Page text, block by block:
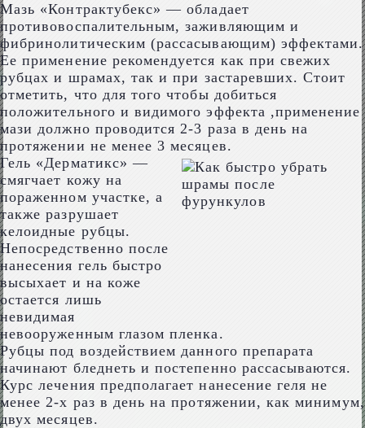
Мазь «Контрактубекс» — обладает
противовоспалительным, заживляющим и
фибринолитическим (рассасывающим) эффектами.
Ее применение рекомендуется как при свежих
рубцах и шрамах, так и при застаревших. Стоит
отметить, что для того чтобы добиться
положительного и видимого эффекта ,применение
мази должно проводится 2-3 раза в день на
протяжении не менее 3 месяцев.
Гель «Дерматикс» —
смягчает кожу на
пораженном участке, а
также разрушает
келоидные рубцы.
Непосредственно после
нанесения гель быстро
высыхает и на коже
остается лишь
невидимая
невооруженным глазом пленка.
Рубцы под воздействием данного препарата
начинают бледнеть и постепенно рассасываются.
Курс лечения предполагает нанесение геля не
менее 2-х раз в день на протяжении, как минимум,
двух месяцев.